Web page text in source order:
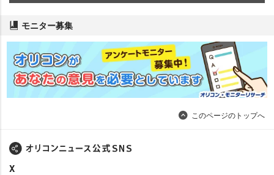
モニター募集
このページのトップへ
X